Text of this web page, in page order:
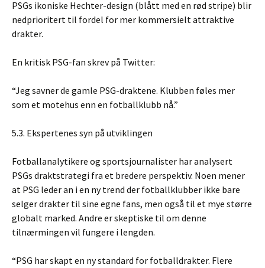
PSGs ikoniske Hechter-design (blått med en rød stripe) blir
nedprioritert til fordel for mer kommersielt attraktive
drakter.
En kritisk PSG-fan skrev på Twitter:
“Jeg savner de gamle PSG-draktene. Klubben føles mer
som et motehus enn en fotballklubb nå.”
5.3. Ekspertenes syn på utviklingen
Fotballanalytikere og sportsjournalister har analysert
PSGs draktstrategi fra et bredere perspektiv. Noen mener
at PSG leder an i en ny trend der fotballklubber ikke bare
selger drakter til sine egne fans, men også til et mye større
globalt marked. Andre er skeptiske til om denne
tilnærmingen vil fungere i lengden.
“PSG har skapt en ny standard for fotballdrakter. Flere